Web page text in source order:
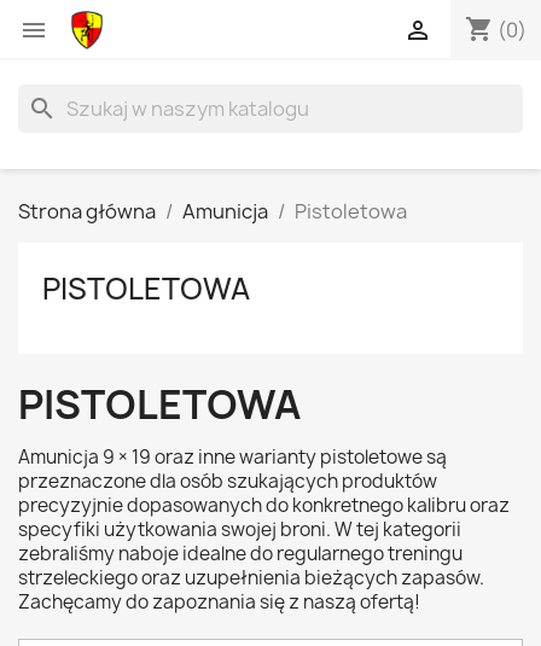
 shopping_cart (0)

search
Strona główna Amunicja Pistoletowa
PISTOLETOWA
PISTOLETOWA
Amunicja 9 × 19 oraz inne warianty pistoletowe są
przeznaczone dla osób szukających produktów
precyzyjnie dopasowanych do konkretnego kalibru oraz
specyfiki użytkowania swojej broni. W tej kategorii
zebraliśmy naboje idealne do regularnego treningu
strzeleckiego oraz uzupełnienia bieżących zapasów.
Zachęcamy do zapoznania się z naszą ofertą!